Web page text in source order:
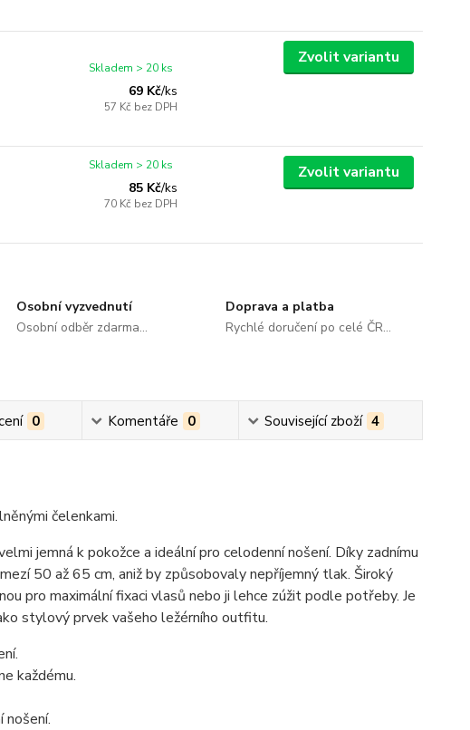
69 Kč/ks
57 Kč bez DPH
Skladem > 20 ks
Zvolit variantu
85 Kč/ks
70 Kč bez DPH
Skladem > 20 ks Zvolit variantu
Osobní vyzvednutí
Osobní odběr zdarma...
Doprava a platba
Rychlé doručení po celé ČR...
0 Komentáře 0 Související zboží 4
čelenkami.
jemná k pokožce a ideální pro celodenní nošení. Díky zadnímu
50 až 65 cm, aniž by způsobovaly nepříjemný tlak. Široký
pro maximální fixaci vlasů nebo ji lehce zúžit podle potřeby. Je
stylový prvek vašeho ležérního outfitu.
každému.
nošení.